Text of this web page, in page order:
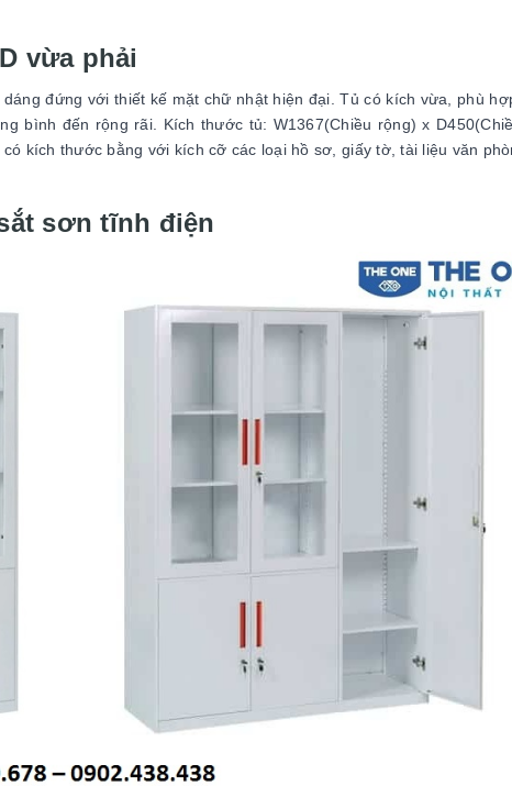
vừa phải
đứng với thiết kế mặt chữ nhật hiện đại. Tủ có kích vừa, phù
bình đến rộng rãi. Kích thước tủ: W1367(Chiều rộng) x
kích thước bằng với kích cỡ các loại hồ sơ, giấy tờ, tài liệu văn
sơn tĩnh điện